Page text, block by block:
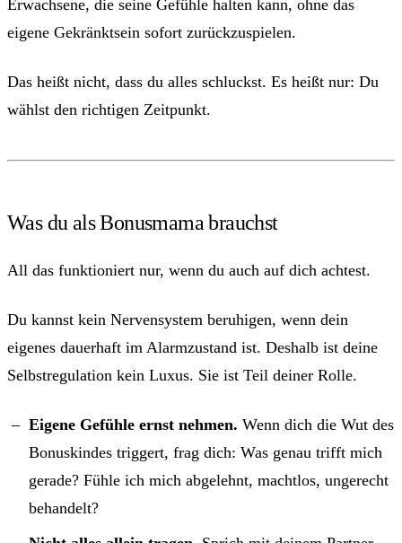
Erwachsene, die seine Gefühle halten kann, ohne das
eigene Gekränktsein sofort zurückzuspielen.
Das heißt nicht, dass du alles schluckst. Es heißt nur: Du
wählst den richtigen Zeitpunkt.
Was du als Bonusmama brauchst
All das funktioniert nur, wenn du auch auf dich achtest.
Du kannst kein Nervensystem beruhigen, wenn dein
eigenes dauerhaft im Alarmzustand ist. Deshalb ist deine
Selbstregulation kein Luxus. Sie ist Teil deiner Rolle.
Eigene Gefühle ernst nehmen. Wenn dich die Wut des
Bonuskindes triggert, frag dich: Was genau trifft mich
gerade? Fühle ich mich abgelehnt, machtlos, ungerecht
behandelt?